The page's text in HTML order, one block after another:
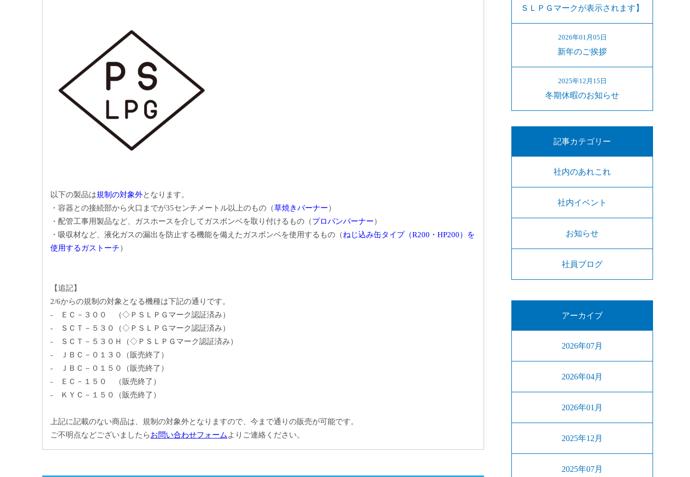
以下の製品は規制の対象外となります。
・容器との接続部から火口までが35センチメートル以上のもの（草焼きバーナー）
・配管工事用製品など、ガスホースを介してガスボンベを取り付けるもの（プロパンバーナー）
・吸収材など、液化ガスの漏出を防止する機能を備えたガスボンベを使用するもの（ねじ込み缶タイプ（R200・HP200）を
使用するガストーチ）
【追記】
2/6からの規制の対象となる機種は下記の通りです。
- ＥＣ－３００ （◇ＰＳＬＰＧマーク認証済み）
- ＳＣＴ－５３０（◇ＰＳＬＰＧマーク認証済み）
- ＳＣＴ－５３０Ｈ（◇ＰＳＬＰＧマーク認証済み）
- ＪＢＣ－０１３０（販売終了）
- ＪＢＣ－０１５０（販売終了）
- ＥＣ－１５０ （販売終了）
- ＫＹＣ－１５０（販売終了）
上記に記載のない商品は、規制の対象外となりますので、今まで通りの販売が可能です。
ご不明点などございましたらお問い合わせフォームよりご連絡ください。
ＳＬＰＧマークが表示されます】
2026年01月05日
新年のご挨拶
2025年12月15日
冬期休暇のお知らせ
記事カテゴリー
社内のあれこれ
社内イベント
お知らせ
社員ブログ
アーカイブ
2026年07月
2026年04月
2026年01月
2025年12月
2025年07月